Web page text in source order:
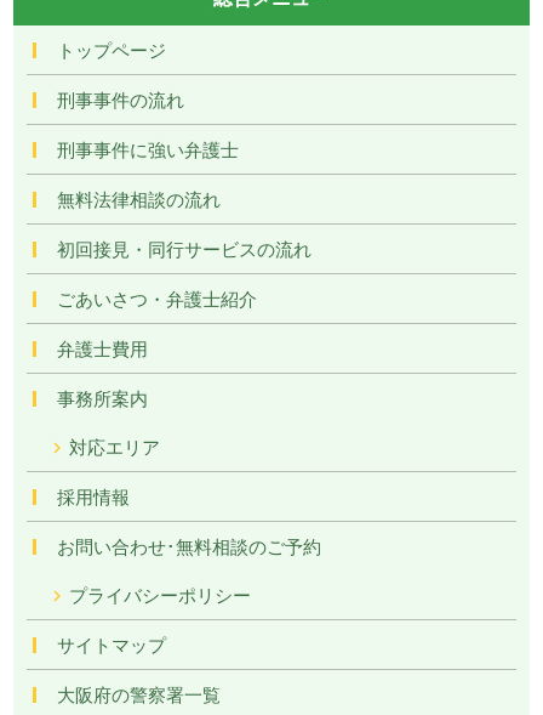
トップページ
刑事事件の流れ
刑事事件に強い弁護士
無料法律相談の流れ
初回接見・同行サービスの流れ
ごあいさつ・弁護士紹介
弁護士費用
事務所案内
対応エリア
採用情報
お問い合わせ･無料相談のご予約
プライバシーポリシー
サイトマップ
大阪府の警察署一覧